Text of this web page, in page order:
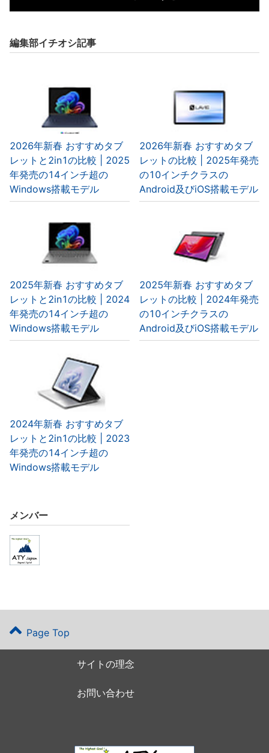
編集部イチオシ記事
2026年新春 おすすめタブ
レットと2in1の比較 | 2025
年発売の14インチ超の
Windows搭載モデル
2026年新春 おすすめタブ
レットの比較 | 2025年発売
の10インチクラスの
Android及びiOS搭載モデル
2025年新春 おすすめタブ
レットと2in1の比較 | 2024
年発売の14インチ超の
Windows搭載モデル
2025年新春 おすすめタブ
レットの比較 | 2024年発売
の10インチクラスの
Android及びiOS搭載モデル
2024年新春 おすすめタブ
レットと2in1の比較 | 2023
年発売の14インチ超の
Windows搭載モデル
メンバー
Page Top
サイトの理念
お問い合わせ